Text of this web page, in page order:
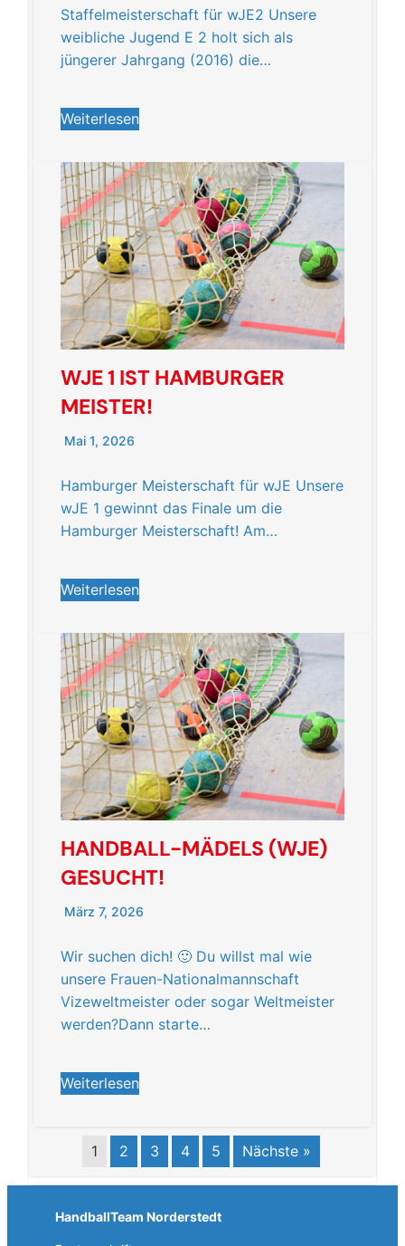
Staffelmeisterschaft für wJE2 Unsere
weibliche Jugend E 2 holt sich als
jüngerer Jahrgang (2016) die…
Weiterlesen
WJE 1 IST HAMBURGER
MEISTER!
Mai 1, 2026
Hamburger Meisterschaft für wJE Unsere
wJE 1 gewinnt das Finale um die
Hamburger Meisterschaft! Am…
Weiterlesen
HANDBALL-MÄDELS (WJE)
GESUCHT!
März 7, 2026
Wir suchen dich! 🙂 Du willst mal wie
unsere Frauen-Nationalmannschaft
Vizeweltmeister oder sogar Weltmeister
werden?Dann starte…
Weiterlesen
1 2 3 4 5 Nächste »
HandballTeam Norderstedt